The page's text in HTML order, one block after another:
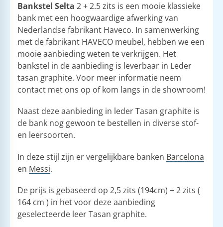
Bankstel Selta 2 + 2.5 zits is een mooie klassieke
bank met een hoogwaardige afwerking van
Nederlandse fabrikant Haveco. In samenwerking
met de fabrikant HAVECO meubel, hebben we een
mooie aanbieding weten te verkrijgen. Het
bankstel in de aanbieding is leverbaar in Leder
tasan graphite. Voor meer informatie neem
contact met ons op of kom langs in de showroom!
Naast deze aanbieding in leder Tasan graphite is
de bank nog gewoon te bestellen in diverse stof-
en leersoorten.
In deze stijl zijn er vergelijkbare banken Barcelona
en Messi.
De prijs is gebaseerd op 2,5 zits (194cm) + 2 zits (
164 cm ) in het voor deze aanbieding
geselecteerde leer Tasan graphite.